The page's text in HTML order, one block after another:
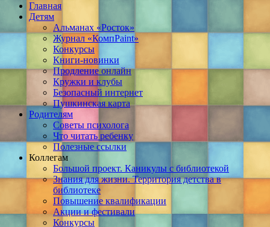
Главная
Детям
Альманах «Росток»
Журнал «КомпPaint»
Конкурсы
Книги-новинки
Продление онлайн
Кружки и клубы
Безопасный интернет
Пушкинская карта
Родителям
Советы психолога
Что читать ребенку
Полезные ссылки
Коллегам
Большой проект. Каникулы с библиотекой
Знания для жизни. Территория детства в
библиотеке
Повышение квалификации
Акции и фестивали
Конкурсы